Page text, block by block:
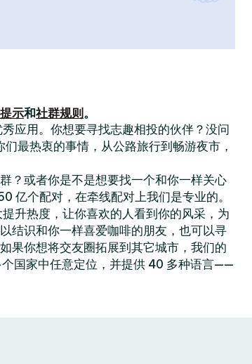
示和社群规则 。
应用。你想要寻找志趣相投的伙伴？没问
最热衷的事情，从公路旅行到畅游夜市，
？或者你是不是想要找一个和你一样关心
亿个配对，在牵线配对上我们是专业的。
升热度，让你喜欢的人看到你的风采，为
结识和你一样喜爱咖啡的朋友，也可以寻
果你想将交友圈拓展到其它城市，我们的
国家中任意定位，并提供 40 多种语言——